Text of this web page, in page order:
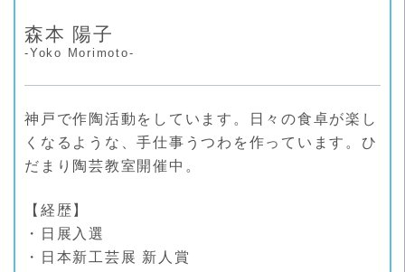
森本 陽子
-Yoko Morimoto-
神戸で作陶活動をしています。日々の食卓が楽し
くなるような、手仕事うつわを作っています。ひ
だまり陶芸教室開催中。
【経歴】
・日展入選
・日本新工芸展 新人賞